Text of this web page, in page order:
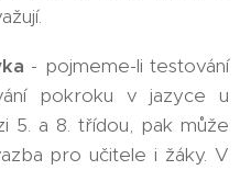
- pojmeme-li testování
pokroku v jazyce u
5. a 8. třídou, pak může
pro učitele i žáky. V